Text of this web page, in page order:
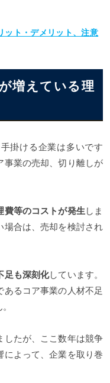
ット・デメリット、注意
増えている理
掛ける企業は多いです
事業の売却、切り離しが
費等のコストが発生 しま
場合は、売却を検討され
足も深刻化しています。
あるコア事業の人材不足
したが、ここ数年は競争
によって、企業を取り巻